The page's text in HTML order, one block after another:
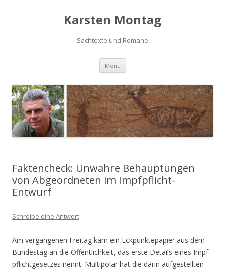
Karsten Montag
Sachtexte und Romane
Menü Zum
springen
Faktencheck: Unwahre Behauptungen
von Abgeordneten im Impfpflicht-
Entwurf
Schreibe eine Antwort
Am ver­gan­ge­nen Frei­tag kam ein Eck­punk­te­pa­pier aus dem
Bun­des­tag an die Öffent­lich­keit, das ers­te Details eines Impf­
pflicht­ge­set­zes nennt. Mul­ti­po­lar hat die dar­in auf­ge­stell­ten